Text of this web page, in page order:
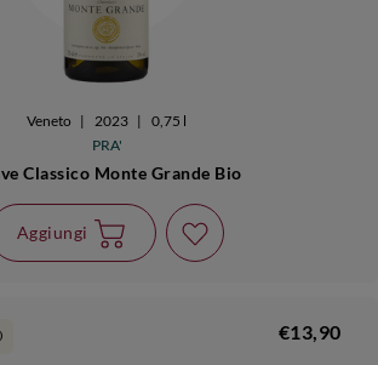
Veneto | 2023 |
0,75 l
PRA'
Classico Monte Grande Bio
Aggiungi
€13,90